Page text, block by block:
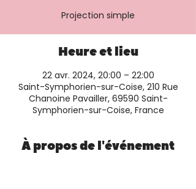
Projection simple
Heure et lieu
22 avr. 2024, 20:00 – 22:00
Saint-Symphorien-sur-Coise, 210 Rue
Chanoine Pavailler, 69590 Saint-
Symphorien-sur-Coise, France
À propos de l'événement